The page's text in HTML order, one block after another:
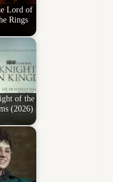
Lord of
Rings
of the
(2026)